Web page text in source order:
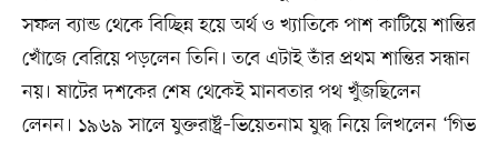
সফল ব্যান্ড থেকে বিচ্ছিন্ন হয়ে অর্থ ও খ্যাতিকে পাশ কাটিয়ে শান্তির
খোঁজে বেরিয়ে পড়লেন তিনি। তবে এটাই তাঁর প্রথম শান্তির সন্ধান
নয়। ষাটের দশকের শেষ থেকেই মানবতার পথ খুঁজছিলেন
লেনন। ১৯৬৯ সালে যুক্তরাষ্ট্র–ভিয়েতনাম যুদ্ধ নিয়ে লিখলেন ‘গিভ